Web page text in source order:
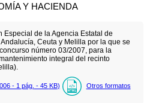
Y HACIENDA
de la Agencia Estatal de
Ceuta y Melilla por la que se
número 03/2007, para la
integral del recinto
- 1 pág. - 45 KB) Otros formatos